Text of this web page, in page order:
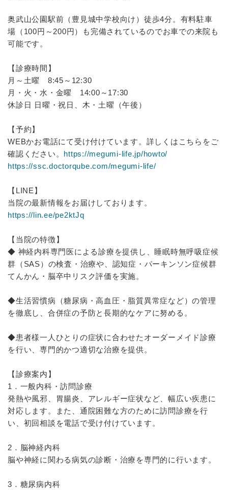
奥武山公園駅前（豊見城中学校向け）徒歩4分。有料駐車
場（100円～200円）も完備されているのでお車での来院も
可能です。
【診療時間】
月～土曜 8:45～12:30
月・火・水・金曜 14:00～17:30
休診日 日曜・祝日、木・土曜（午後）
【予約】
WEBかお電話にて受け付けています。詳しくはこちらをご
確認ください。 https://megumi-life.jp/howto/
https://ssc.doctorqube.com/megumi-life/
【LINE】
当院の最新情報をお届けしております。
https://lin.ee/pe2ktJq
【当院の特徴】
◆ 神経内科専門医による診療を提供し、睡眠時無呼吸症候
群（SAS）の検査・治療や、認知症・パーキンソン症候群
てんかん・脳卒中リスク評価を実施。
◆生活習慣病（糖尿病・高血圧・脂質異常症など）の管理
を徹底し、合併症の予防と長期的なケアに努める。
◆患者様一人ひとりの症状に合わせたオーダーメイド診療
を行い、専門的かつ適切な治療を提供。
【診療案内】
1．一般内科・訪問診療
発熱や風邪、胃腸炎、アレルギー症状など、幅広い疾患に
対応します。また、通院困難な方のために訪問診療を行
い、初回相談を電話で受け付けています。
2．脳神経内科
脳や神経に関わる病気の診断・治療を専門的に行います。
3．糖尿病内科